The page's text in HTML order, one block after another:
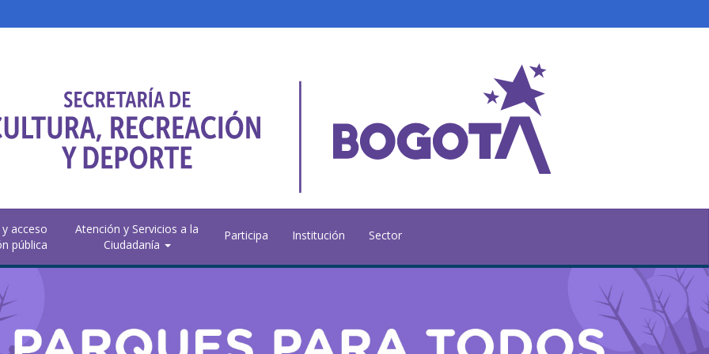
acceso
pública
Atención y Servicios a la
Ciudadanía
Participa Institución Sector